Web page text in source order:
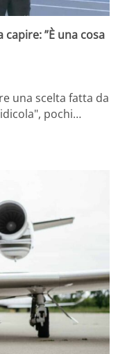
”È una cosa
una scelta fatta da
pochi…